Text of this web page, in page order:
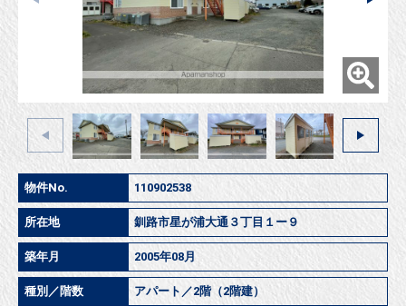
物件No. 110902538
所在地 釧路市星が浦大通３丁目１ー９
築年月 2005年08月
種別／階数 アパート／2階（2階建）